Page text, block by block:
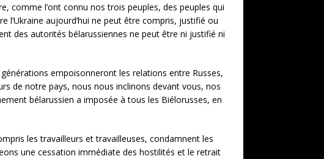
comme l’ont connu nos trois peuples, des peuples qui
aujourd’hui ne peut être compris, justifié ou
des autorités bélarussiennes ne peut être ni justifié ni
empoisonneront les relations entre Russes,
de notre pays, nous nous inclinons devant vous, nos
bélarussien a imposée à tous les Biélorusses, en
les travailleurs et travailleuses, condamnent les
une cessation immédiate des hostilités et le retrait